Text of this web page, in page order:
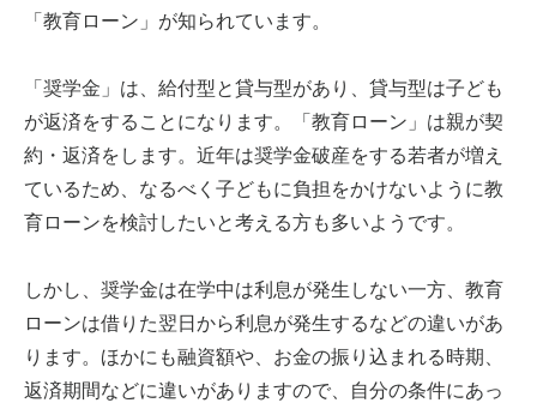
「教育ローン」が知られています。
「奨学金」は、給付型と貸与型があり、貸与型は子ども
が返済をすることになります。「教育ローン」は親が契
約・返済をします。近年は奨学金破産をする若者が増え
ているため、なるべく子どもに負担をかけないように教
育ローンを検討したいと考える方も多いようです。
しかし、奨学金は在学中は利息が発生しない一方、教育
ローンは借りた翌日から利息が発生するなどの違いがあ
ります。ほかにも融資額や、お金の振り込まれる時期、
返済期間などに違いがありますので、自分の条件にあっ